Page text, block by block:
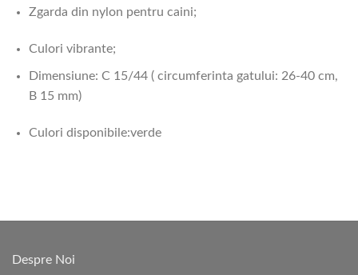
Zgarda din nylon pentru caini;
Culori vibrante;
Dimensiune: C 15/44 ( circumferinta gatului: 26-40 cm,
B 15 mm)
Culori disponibile:verde
Despre Noi